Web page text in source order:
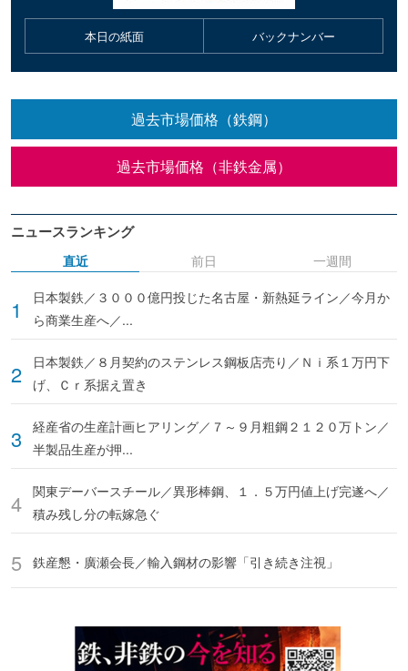
本日の紙面 バックナンバー
過去市場価格（鉄鋼）
過去市場価格（非鉄金属）
ニュースランキング
直近
日本製鉄／３０００億円投じた名古屋・新熱延ライン／今月か
ら商業生産へ／...
日本製鉄／８月契約のステンレス鋼板店売り／Ｎｉ系１万円下
げ、Ｃｒ系据え置き
経産省の生産計画ヒアリング／７～９月粗鋼２１２０万トン／
半製品生産が押...
関東デーバースチール／異形棒鋼、１．５万円値上げ完遂へ／
積み残し分の転嫁急ぐ
鉄産懇・廣瀬会長／輸入鋼材の影響「引き続き注視」
前日 一週間